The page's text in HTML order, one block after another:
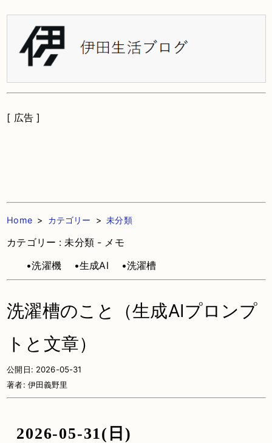
[ 広告 ]
Home> カテゴリー >未分類
カテゴリー : 未分類 - メモ
•洗濯機
•生成AI •洗濯槽
洗濯槽のこと（生成AIプロンプ
トと文章）
公開日: 2026-05-31
著者: 伊田義野里
2026-05-31(日)